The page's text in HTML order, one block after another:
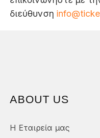
διεύθυνση
ABOUT US
Η Εταιρεία μας